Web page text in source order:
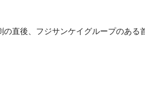
の直後、フジサンケイグループのあ